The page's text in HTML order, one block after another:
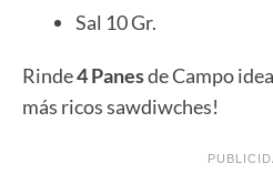
Sal 10 Gr.
Rinde4 Panesde Campo
más ricos sawdiwches!